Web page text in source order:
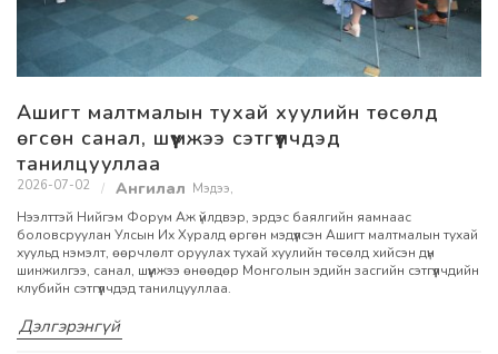
Ашигт малтмалын тухай хуулийн төсөлд
өгсөн санал, шүүмжээ сэтгүүлчдэд
танилцууллаа
2026-07-02 Мэдээ,
Нээлттэй Нийгэм Форум Аж үйлдвэр, эрдэс баялгийн яамнаас
боловсруулан Улсын Их Хуралд өргөн мэдүүлсэн Ашигт малтмалын тухай
хуульд нэмэлт, өөрчлөлт оруулах тухай хуулийн төсөлд хийсэн дүн
шинжилгээ, санал, шүүмжээ өнөөдөр Монголын эдийн засгийн сэтгүүлчдийн
клубийн сэтгүүлчдэд танилцууллаа.
Дэлгэрэнгүй